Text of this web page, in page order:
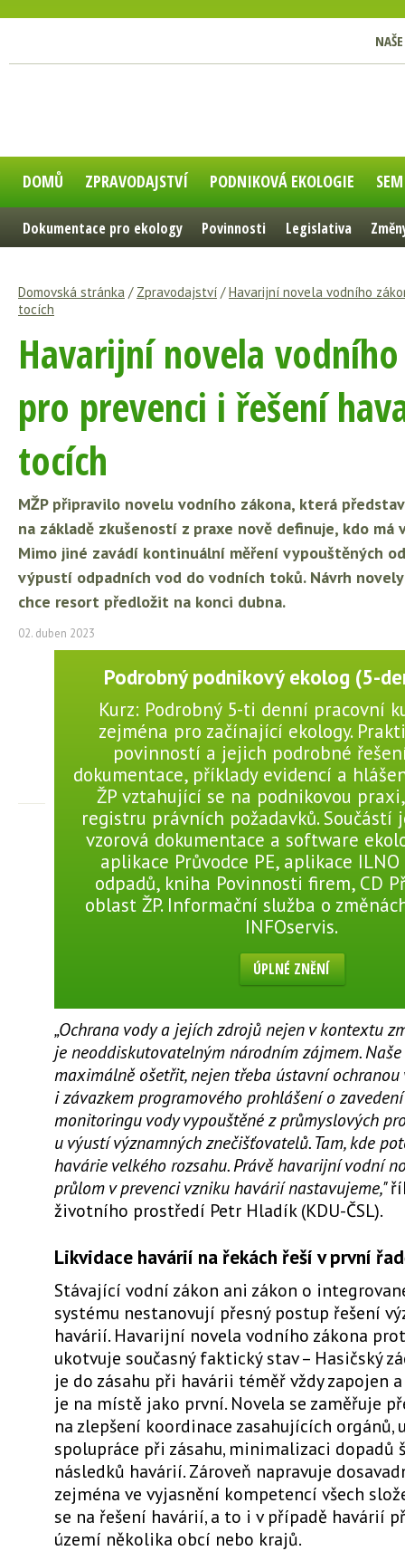
DOMŮ ZPRAVODAJSTVÍ PODNIKOVÁ EKOLOGIE
Dokumentace pro ekology Povinnosti Legislativa
Domovská stránka / Zpravodajství /Havarijní novela vodního
tocích
Havarijní novela
pro prevenci i řešení
tocích
MŽP připravilo novelu vodního zákona, která
na základě zkušeností z praxe nově definuje, kdo
Mimo jiné zavádí kontinuální měření vypouštěných
výpustí odpadních vod do vodních toků. Návrh
chce resort předložit na konci dubna.
02. duben 2023
Podrobný podnikový ekolog (5-
Kurz: Podrobný 5-ti denní pracovní
zejména pro začínající ekology.
povinností a jejich podrobné
dokumentace, příklady evidencí a
ŽP vztahující se na podnikovou
registru právních požadavků. Součástí
vzorová dokumentace a software
aplikace Průvodce PE, aplikace
odpadů, kniha Povinnosti firem, CD
oblast ŽP. Informační služba o
INFOservis.
ÚPLNÉ ZNĚNÍ
„Ochrana vody a jejích zdrojů nejen v kontextu
je neoddiskutovatelným národním zájmem.
maximálně ošetřit, nejen třeba ústavní ochranou
i závazkem programového prohlášení o
monitoringu vody vypouštěné z průmyslových
u výustí významných znečišťovatelů. Tam, kde
havárie velkého rozsahu. Právě havarijní vodní
průlom v prevenci vzniku havárií nastavujeme,"
životního prostředí Petr Hladík (KDU-ČSL).
Likvidace havárií na řekách řeší v první
Stávající vodní zákon ani zákon o
systému nestanovují přesný postup řešení
havárií. Havarijní novela vodního zákona
ukotvuje současný faktický stav – Hasičský
je do zásahu při havárii téměř vždy zapojen
je na místě jako první. Novela se zaměřuje
na zlepšení koordinace zasahujících orgánů,
spolupráce při zásahu, minimalizaci dopadů
následků havárií. Zároveň napravuje
zejména ve vyjasnění kompetencí všech
se na řešení havárií, a to i v případě havárií
území několika obcí nebo krajů.